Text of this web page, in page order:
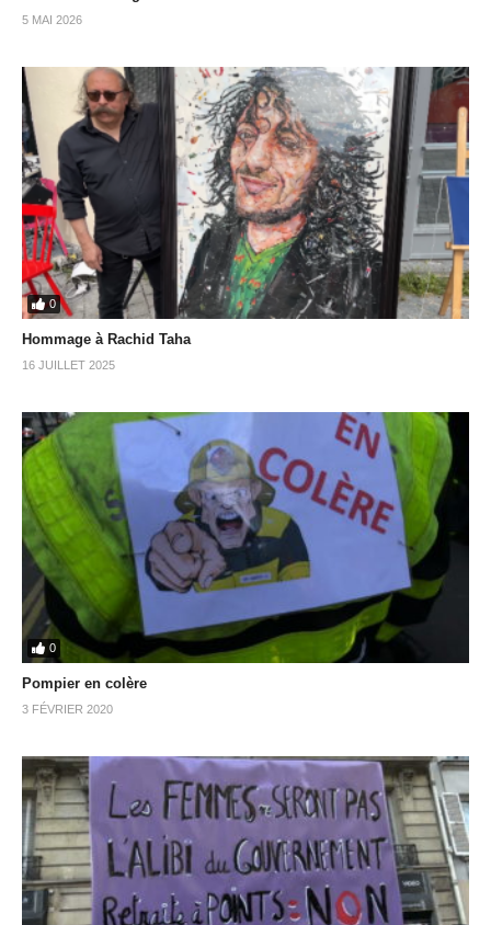
5 MAI 2026
0
Hommage à Rachid Taha
16 JUILLET 2025
0
Pompier en colère
3 FÉVRIER 2020